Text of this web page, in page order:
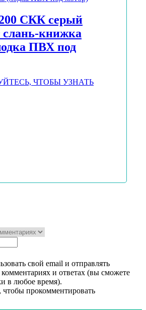
СКК серый
слань-книжка
ПВХ под
ЧТОБЫ УЗНАТЬ
свой email и отправлять
и ответах (вы cможете
в любое время).
прокомментировать